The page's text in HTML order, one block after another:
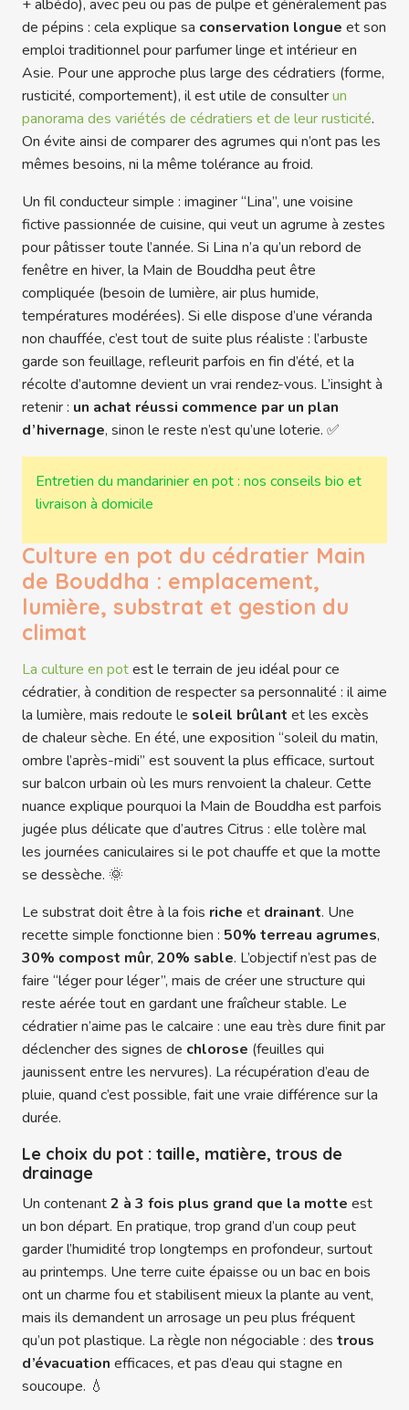
+ albédo), avec peu ou pas de pulpe et généralement pas
de pépins : cela explique sa conservation longue et son
emploi traditionnel pour parfumer linge et intérieur en
Asie. Pour une approche plus large des cédratiers (forme,
rusticité, comportement), il est utile de consulterun
panorama des variétés de cédratiers et de leur rusticité.
On évite ainsi de comparer des agrumes qui n’ont pas les
mêmes besoins, ni la même tolérance au froid.
Un fil conducteur simple : imaginer “Lina”, une voisine
fictive passionnée de cuisine, qui veut un agrume à zestes
pour pâtisser toute l’année. Si Lina n’a qu’un rebord de
fenêtre en hiver, la Main de Bouddha peut être
compliquée (besoin de lumière, air plus humide,
températures modérées). Si elle dispose d’une véranda
non chauffée, c’est tout de suite plus réaliste : l’arbuste
garde son feuillage, refleurit parfois en fin d’été, et la
récolte d’automne devient un vrai rendez-vous. L’insight à
retenir : un achat réussi commence par un plan
d’hivernage, sinon le reste n’est qu’une loterie. ✅
Entretien du mandarinier en pot : nos conseils bio et
livraison à domicile
Culture en pot du cédratier Main
de Bouddha : emplacement,
lumière, substrat et gestion du
climat
La culture en potest le terrain de jeu idéal pour ce
cédratier, à condition de respecter sa personnalité : il aime
la lumière, mais redoute le soleil brûlant et les excès
de chaleur sèche. En été, une exposition “soleil du matin,
ombre l’après-midi” est souvent la plus efficace, surtout
sur balcon urbain où les murs renvoient la chaleur. Cette
nuance explique pourquoi la Main de Bouddha est parfois
jugée plus délicate que d’autres Citrus : elle tolère mal
les journées caniculaires si le pot chauffe et que la motte
se dessèche. 🌞
Le substrat doit être à la fois riche et drainant. Une
recette simple fonctionne bien : 50% terreau agrumes,
30% compost mûr, 20% sable. L’objectif n’est pas de
faire “léger pour léger”, mais de créer une structure qui
reste aérée tout en gardant une fraîcheur stable. Le
cédratier n’aime pas le calcaire : une eau très dure finit par
déclencher des signes de chlorose (feuilles qui
jaunissent entre les nervures). La récupération d’eau de
pluie, quand c’est possible, fait une vraie différence sur la
durée.
Le choix du pot : taille, matière, trous de
drainage
Un contenant2 à 3 fois plus grand que la motte est
un bon départ. En pratique, trop grand d’un coup peut
garder l’humidité trop longtemps en profondeur, surtout
au printemps. Une terre cuite épaisse ou un bac en bois
ont un charme fou et stabilisent mieux la plante au vent,
mais ils demandent un arrosage un peu plus fréquent
qu’un pot plastique. La règle non négociable : des trous
d’évacuation efficaces, et pas d’eau qui stagne en
soucoupe. 💧